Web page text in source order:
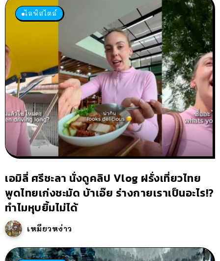
ไลฟ์สไตล์
เอมิลี่ ศรีชะลา นั่งดูคลิป Vlog ฝรั่งเที่ยวไทย
พูดไทยเก่งชะมัด บ้าเอ๊ย ร่างกายเราเป็นอะไร!?
ทำไมหุบยิ้มไม่ได้
เหมียวหง่าว